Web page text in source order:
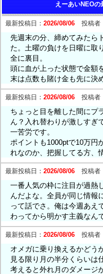
えーあいNEO
最新投稿日： 2026/08/06 投稿者
先週末の分、締めてみたら
た。土曜の負けを日曜に取
全に裏目。
頭に血が上った状態で金額
末は点数も賭け金も先に決
最新投稿日： 2026/08/06 投稿者
ちょっと目を離した間にプ
ん？入れ替わりが激しすぎ
一苦労です。
ポイントも1000ptで10万円
れなのか、把握してる方、
最新投稿日： 2026/08/06 投稿者
一番人気の枠に注目が過熱
んだよな。全員が同じ情報
って話でさ。俺は今週あえ
わってから明かす主義なん
最新投稿日： 2026/08/06 投稿者
オメガに乗り換えるかどう
見る限り月の半分くらいは
考えると外れ月のダメージ